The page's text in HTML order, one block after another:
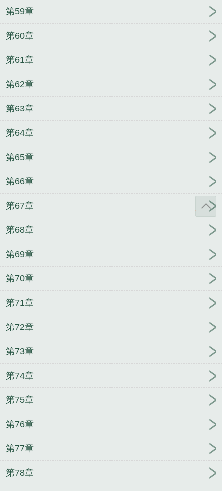
第59章
第60章
第61章
第62章
第63章
第64章
第65章
第66章
第67章
第68章
第69章
第70章
第71章
第72章
第73章
第74章
第75章
第76章
第77章
第78章